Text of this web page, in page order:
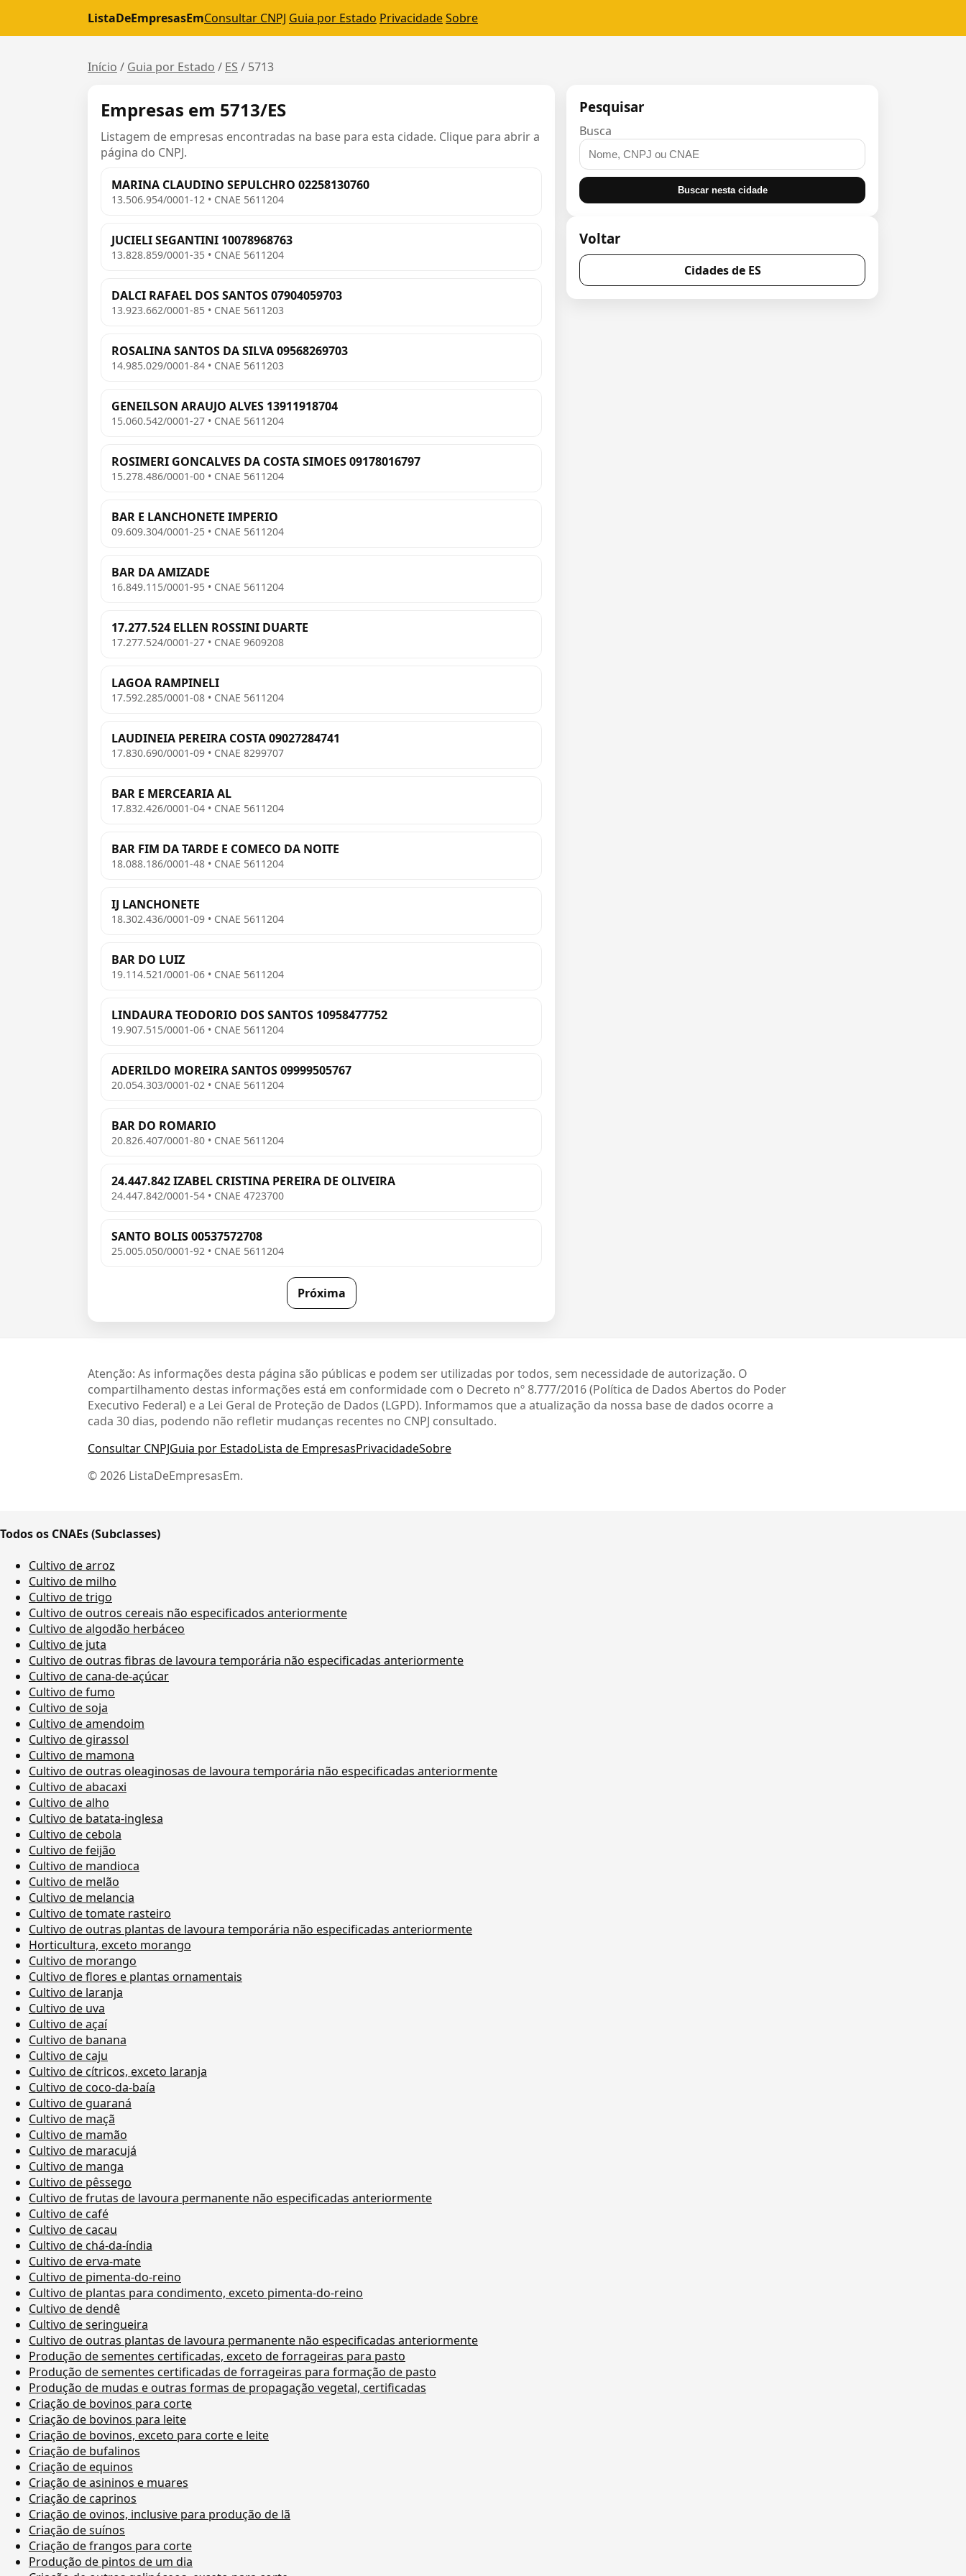
ListaDeEmpresasEmConsultar CNPJ Guia por Estado PrivacidadeSobre
Início / Guia por Estado / ES / 5713
Empresas em 5713/ES
Listagem de empresas encontradas na base para esta cidade. Clique para abrir a
página do CNPJ.
MARINA CLAUDINO SEPULCHRO 02258130760
13.506.954/0001-12 • CNAE 5611204
JUCIELI SEGANTINI 10078968763
13.828.859/0001-35 • CNAE 5611204
DALCI RAFAEL DOS SANTOS 07904059703
13.923.662/0001-85 • CNAE 5611203
ROSALINA SANTOS DA SILVA 09568269703
14.985.029/0001-84 • CNAE 5611203
GENEILSON ARAUJO ALVES 13911918704
15.060.542/0001-27 • CNAE 5611204
ROSIMERI GONCALVES DA COSTA SIMOES 09178016797
15.278.486/0001-00 • CNAE 5611204
BAR E LANCHONETE IMPERIO
09.609.304/0001-25 • CNAE 5611204
BAR DA AMIZADE
16.849.115/0001-95 • CNAE 5611204
17.277.524 ELLEN ROSSINI DUARTE
17.277.524/0001-27 • CNAE 9609208
LAGOA RAMPINELI
17.592.285/0001-08 • CNAE 5611204
LAUDINEIA PEREIRA COSTA 09027284741
17.830.690/0001-09 • CNAE 8299707
BAR E MERCEARIA AL
17.832.426/0001-04 • CNAE 5611204
BAR FIM DA TARDE E COMECO DA NOITE
18.088.186/0001-48 • CNAE 5611204
IJ LANCHONETE
18.302.436/0001-09 • CNAE 5611204
BAR DO LUIZ
19.114.521/0001-06 • CNAE 5611204
LINDAURA TEODORIO DOS SANTOS 10958477752
19.907.515/0001-06 • CNAE 5611204
ADERILDO MOREIRA SANTOS 09999505767
20.054.303/0001-02 • CNAE 5611204
BAR DO ROMARIO
20.826.407/0001-80 • CNAE 5611204
24.447.842 IZABEL CRISTINA PEREIRA DE OLIVEIRA
24.447.842/0001-54 • CNAE 4723700
SANTO BOLIS 00537572708
25.005.050/0001-92 • CNAE 5611204
Próxima
Pesquisar
Busca
Buscar nesta cidade
Voltar
Cidades de ES
Atenção: As informações desta página são públicas e podem ser utilizadas por todos, sem necessidade de autorização. O
compartilhamento destas informações está em conformidade com o Decreto nº 8.777/2016 (Política de Dados Abertos do Poder
Executivo Federal) e a Lei Geral de Proteção de Dados (LGPD). Informamos que a atualização da nossa base de dados ocorre a
cada 30 dias, podendo não refletir mudanças recentes no CNPJ consultado.
Consultar CNPJGuia por EstadoLista de EmpresasPrivacidadeSobre
© 2026 ListaDeEmpresasEm.
Todos os CNAEs (Subclasses)
Cultivo de arroz
Cultivo de milho
Cultivo de trigo
Cultivo de outros cereais não especificados anteriormente
Cultivo de algodão herbáceo
Cultivo de juta
Cultivo de outras fibras de lavoura temporária não especificadas anteriormente
Cultivo de cana-de-açúcar
Cultivo de fumo
Cultivo de soja
Cultivo de amendoim
Cultivo de girassol
Cultivo de mamona
Cultivo de outras oleaginosas de lavoura temporária não especificadas anteriormente
Cultivo de abacaxi
Cultivo de alho
Cultivo de batata-inglesa
Cultivo de cebola
Cultivo de feijão
Cultivo de mandioca
Cultivo de melão
Cultivo de melancia
Cultivo de tomate rasteiro
Cultivo de outras plantas de lavoura temporária não especificadas anteriormente
Horticultura, exceto morango
Cultivo de morango
Cultivo de flores e plantas ornamentais
Cultivo de laranja
Cultivo de uva
Cultivo de açaí
Cultivo de banana
Cultivo de caju
Cultivo de cítricos, exceto laranja
Cultivo de coco-da-baía
Cultivo de guaraná
Cultivo de maçã
Cultivo de mamão
Cultivo de maracujá
Cultivo de manga
Cultivo de pêssego
Cultivo de frutas de lavoura permanente não especificadas anteriormente
Cultivo de café
Cultivo de cacau
Cultivo de chá-da-índia
Cultivo de erva-mate
Cultivo de pimenta-do-reino
Cultivo de plantas para condimento, exceto pimenta-do-reino
Cultivo de dendê
Cultivo de seringueira
Cultivo de outras plantas de lavoura permanente não especificadas anteriormente
Produção de sementes certificadas, exceto de forrageiras para pasto
Produção de sementes certificadas de forrageiras para formação de pasto
Produção de mudas e outras formas de propagação vegetal, certificadas
Criação de bovinos para corte
Criação de bovinos para leite
Criação de bovinos, exceto para corte e leite
Criação de bufalinos
Criação de equinos
Criação de asininos e muares
Criação de caprinos
Criação de ovinos, inclusive para produção de lã
Criação de suínos
Criação de frangos para corte
Produção de pintos de um dia